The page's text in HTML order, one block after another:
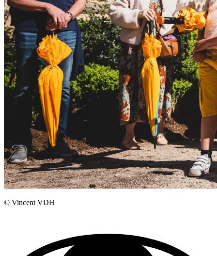
© Vincent VDH